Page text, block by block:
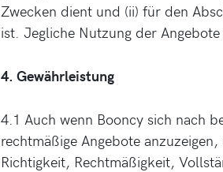
Zwecken dient und (ii) für den
ist. Jegliche Nutzung der
4. Gewährleistung
4.1 Auch wenn Booncy sich nach
rechtmäßige Angebote
Richtigkeit, Rechtmäßigkeit,